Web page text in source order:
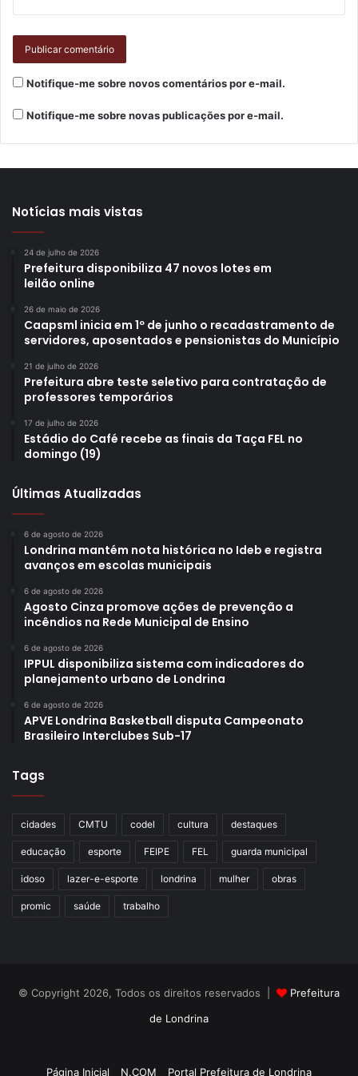
Governo Federal que institui uma política intersetorial de
Saúde e Educação, voltada a crianças, adolescentes,
jovens e adultos da educação pública brasileira. O objetivo
é promover saúde, prevenir doenças e contribuir para o
programa foi expandido para alcançar também centros de
Gostei
Etiquetas ações alunos educação ensino
escolas
zona rural
Notifique-me sobre novos comentários por e-mail.
Notifique-me sobre novas publicações por e-mail.
Notícias mais vistas
24 de julho de 2026
Prefeitura disponibiliza 47 novos lotes em
leilão online
26 de maio de 2026
Caapsml inicia em 1º de junho o recadastramento de
servidores, aposentados e pensionistas do Município
21 de julho de 2026
Prefeitura abre teste seletivo para contratação de
professores temporários
17 de julho de 2026
Estádio do Café recebe as finais da Taça FEL no
domingo (19)
Últimas Atualizadas
6 de agosto de 2026
Londrina mantém nota histórica no Ideb e registra
avanços em escolas municipais
6 de agosto de 2026
Agosto Cinza promove ações de prevenção a
incêndios na Rede Municipal de Ensino
6 de agosto de 2026
IPPUL disponibiliza sistema com indicadores do
planejamento urbano de Londrina
6 de agosto de 2026
APVE Londrina Basketball disputa Campeonato
Brasileiro Interclubes Sub-17
Tags
cidades CMTU codel cultura destaques
educação esporte FEIPE FEL guarda municipal
idoso lazer-e-esporte londrina mulher obras
promic saúde trabalho
© Copyright 2026, Todos os direitos reservados |
Prefeitura
de Londrina
Página Inicial N.COM Portal Prefeitura de Londrina